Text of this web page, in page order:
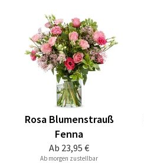
Ab 23,95 €
Rosa Blumenstrauß
Fenna
Ab morgen zustellbar